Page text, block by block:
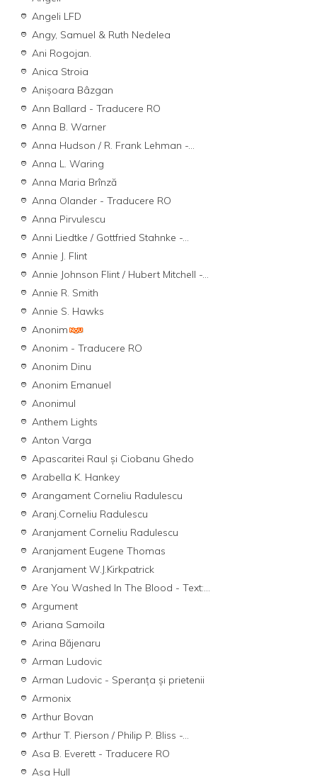
Angeli LFD
Angy, Samuel & Ruth Nedelea
Ani Rogojan.
Anica Stroia
Anișoara Bâzgan
Ann Ballard - Traducere RO
Anna B. Warner
Anna Hudson / R. Frank Lehman -...
Anna L. Waring
Anna Maria Brînză
Anna Olander - Traducere RO
Anna Pirvulescu
Anni Liedtke / Gottfried Stahnke -...
Annie J. Flint
Annie Johnson Flint / Hubert Mitchell -...
Annie R. Smith
Annie S. Hawks
Anonim
Anonim - Traducere RO
Anonim Dinu
Anonim Emanuel
Anonimul
Anthem Lights
Anton Varga
Apascaritei Raul și Ciobanu Ghedo
Arabella K. Hankey
Arangament Corneliu Radulescu
Aranj.Corneliu Radulescu
Aranjament Corneliu Radulescu
Aranjament Eugene Thomas
Aranjament W.J.Kirkpatrick
Are You Washed In The Blood - Text:...
Argument
Ariana Samoila
Arina Băjenaru
Arman Ludovic
Arman Ludovic - Speranţa şi prietenii
Armonix
Arthur Bovan
Arthur T. Pierson / Philip P. Bliss -...
Asa B. Everett - Traducere RO
Asa Hull